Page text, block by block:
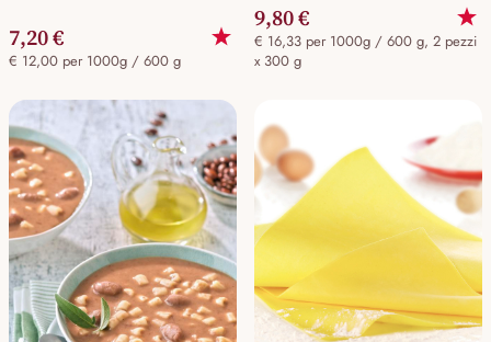
7,20 €
€ 12,00 per 1000g / 600 g
9,80 €
€ 16,33 per 1000g / 600 g, 2 pezzi
x 300 g